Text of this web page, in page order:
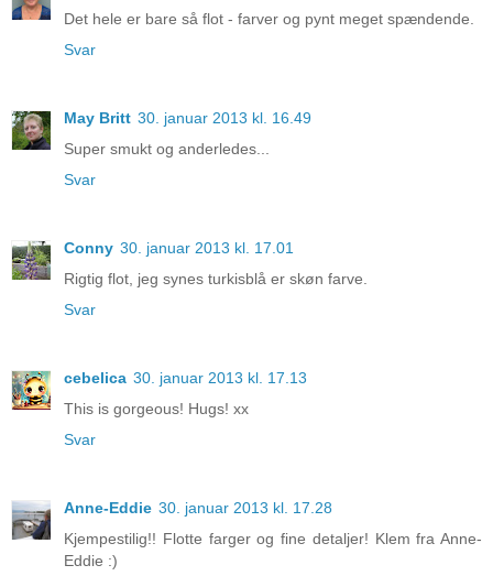
Det hele er bare så flot - farver og pynt meget spændende.
Svar
May Britt 30. januar 2013 kl. 16.49
Super smukt og anderledes...
Svar
Conny 30. januar 2013 kl. 17.01
Rigtig flot, jeg synes turkisblå er skøn farve.
Svar
cebelica 30. januar 2013 kl. 17.13
This is gorgeous! Hugs! xx
Svar
Anne-Eddie 30. januar 2013 kl. 17.28
Kjempestilig!! Flotte farger og fine detaljer! Klem fra Anne-
Eddie :)